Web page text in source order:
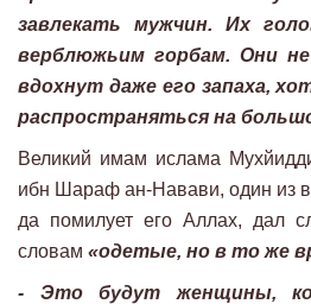
завлекать мужчин. Их
верблюжьим горбам. Они
вдохнут даже его запаха,
распространяться на
Великий имам ислама
ибн Шараф ан-Навави, один из
да помилует его Аллах, дал
словам «одетые, но в то же
- Это будут женщины,